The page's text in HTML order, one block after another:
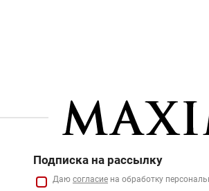
Подписка на рассылку
Даю согласие на обработку